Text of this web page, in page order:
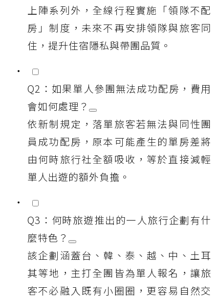
上陣系列外，全線行程實施「領隊不配
房」制度，未來不再安排領隊與旅客同
住，提升住宿隱私與帶團品質。
Q2：如果單人參團無法成功配房，費用
會如何處理？
依新制規定，落單旅客若無法與同性團
員成功配房，原本可能產生的單房差將
由何時旅行社全額吸收，等於直接減輕
單人出遊的額外負擔。
Q3：何時旅遊推出的一人旅行企劃有什
麼特色？
該企劃涵蓋台、韓、泰、越、中、土耳
其等地，主打全團皆為單人報名，讓旅
客不必融入既有小圈圈，更容易自然交